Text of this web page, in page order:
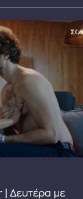
| Δευτέρα με